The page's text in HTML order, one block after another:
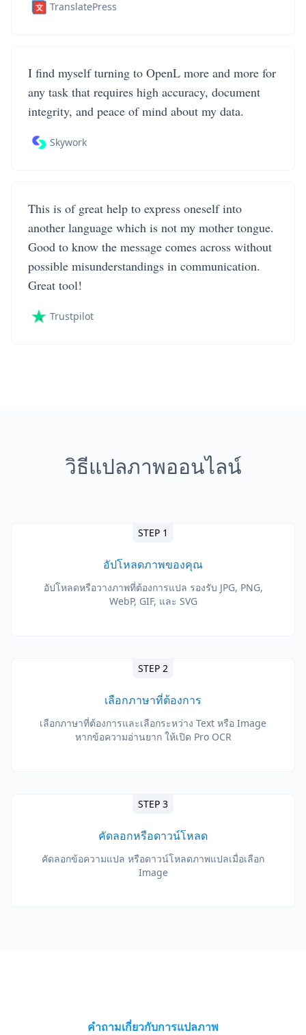
TranslatePress
I find myself turning to OpenL more and more for
any task that requires high accuracy, document
integrity, and peace of mind about my data.
Skywork
This is of great help to express oneself into
another language which is not my mother tongue.
Good to know the message comes across without
possible misunderstandings in communication.
Great tool!
Trustpilot
วิธีแปลภาพออนไลน์
STEP 1
อัปโหลดภาพของคุณ
อัปโหลดหรือวางภาพที่ต้องการแปล รองรับ JPG, PNG,
WebP, GIF, และ SVG
STEP 2
เลือกภาษาที่ต้องการ
เลือกภาษาที่ต้องการและเลือกระหว่าง Text หรือ Image
หากข้อความอ่านยาก ให้เปิด Pro OCR
STEP 3
คัดลอกหรือดาวน์โหลด
คัดลอกข้อความแปล หรือดาวน์โหลดภาพแปลเมื่อเลือก
Image
คำถามเกี่ยวกับการแปลภาพ